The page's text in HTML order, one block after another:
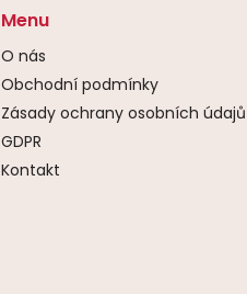
Menu
O nás
Obchodní podmínky
Zásady ochrany osobních údajů
GDPR
Kontakt